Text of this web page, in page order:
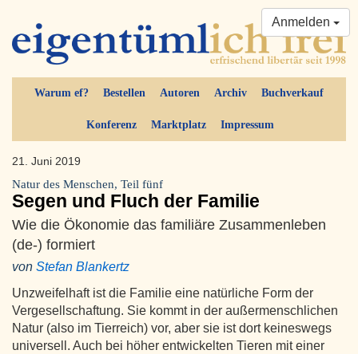
Warum ef? Bestellen Autoren Archiv Buchverkauf
Konferenz Marktplatz Impressum
Anmelden
21. Juni 2019
Natur des Menschen, Teil fünf
Segen und Fluch der Familie
Wie die Ökonomie das familiäre Zusammenleben
(de-) formiert
von Stefan Blankertz
Unzweifelhaft ist die Familie eine natürliche Form der
Vergesellschaftung. Sie kommt in der außermenschlichen
Natur (also im Tierreich) vor, aber sie ist dort keineswegs
universell. Auch bei höher entwickelten Tieren mit einer